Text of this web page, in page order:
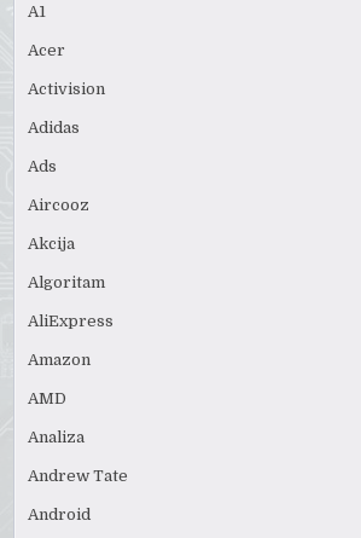
A1
Acer
Activision
Adidas
Ads
Aircooz
Akcija
Algoritam
AliExpress
Amazon
AMD
Analiza
Andrew Tate
Android